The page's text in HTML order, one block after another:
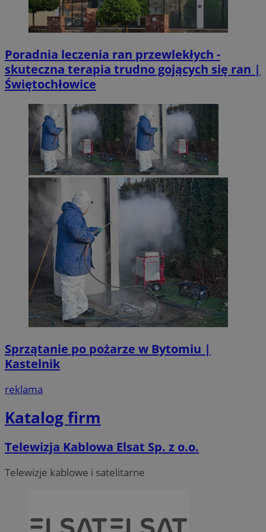
Poradnia leczenia ran przewlekłych -
skuteczna terapia trudno gojących się ran |
Świętochłowice
Sprzątanie po pożarze w Bytomiu |
Kastelnik
reklama
Katalog firm
Telewizja Kablowa Elsat Sp. z o.o.
Telewizje kablowe i satelitarne